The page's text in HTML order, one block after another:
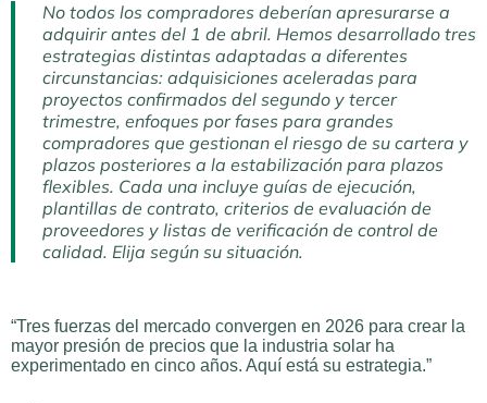
No todos los compradores deberían apresurarse a
adquirir antes del 1 de abril. Hemos desarrollado tres
estrategias distintas adaptadas a diferentes
circunstancias: adquisiciones aceleradas para
proyectos confirmados del segundo y tercer
trimestre, enfoques por fases para grandes
compradores que gestionan el riesgo de su cartera y
plazos posteriores a la estabilización para plazos
flexibles. Cada una incluye guías de ejecución,
plantillas de contrato, criterios de evaluación de
proveedores y listas de verificación de control de
calidad. Elija según su situación.
“Tres fuerzas del mercado convergen en 2026 para crear la
mayor presión de precios que la industria solar ha
experimentado en cinco años. Aquí está su estrategia.”